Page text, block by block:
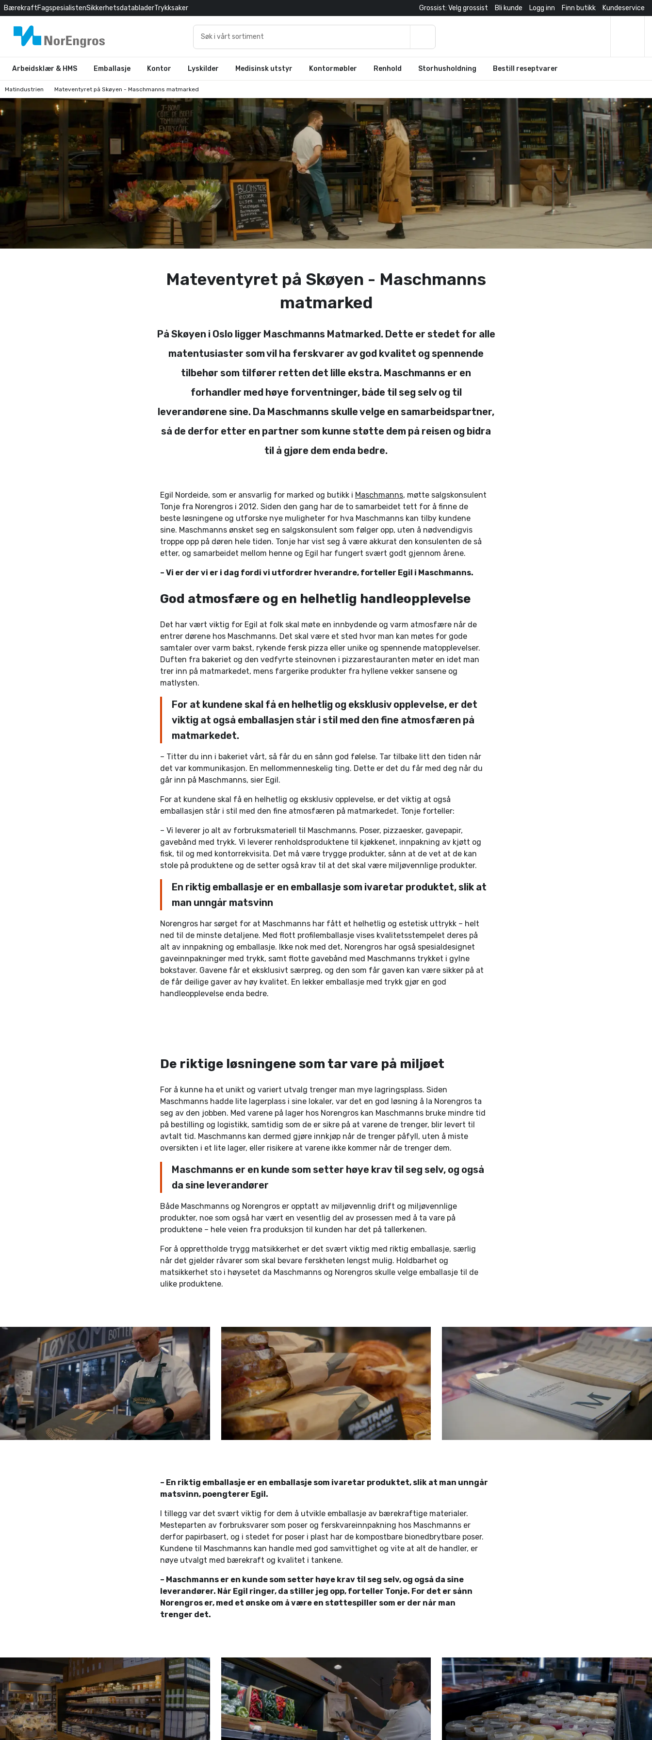
BærekraftFagspesialistenSikkerhetsdatabladerTrykksaker Grossist: Velg grossist Bli kunde Logg inn Finn butikk Kundeservice
Arbeidsklær & HMS Emballasje Kontor Lyskilder Medisinsk utstyr Kontormøbler Renhold Storhusholdning Bestill reseptvarer
Matindustrien Mateventyret på Skøyen - Maschmanns matmarked
Mateventyret på Skøyen - Maschmanns
matmarked
På Skøyen i Oslo ligger Maschmanns Matmarked. Dette er stedet for alle
matentusiaster som vil ha ferskvarer av god kvalitet og spennende
tilbehør som tilfører retten det lille ekstra. Maschmanns er en
forhandler med høye forventninger, både til seg selv og til
leverandørene sine. Da Maschmanns skulle velge en samarbeidspartner,
så de derfor etter en partner som kunne støtte dem på reisen og bidra
til å gjøre dem enda bedre.
Egil Nordeide, som er ansvarlig for marked og butikk i Maschmanns, møtte salgskonsulent
Tonje fra Norengros i 2012. Siden den gang har de to samarbeidet tett for å finne de
beste løsningene og utforske nye muligheter for hva Maschmanns kan tilby kundene
sine. Maschmanns ønsket seg en salgskonsulent som følger opp, uten å nødvendigvis
troppe opp på døren hele tiden. Tonje har vist seg å være akkurat den konsulenten de så
etter, og samarbeidet mellom henne og Egil har fungert svært godt gjennom årene.
– Vi er der vi er i dag fordi vi utfordrer hverandre, forteller Egil i Maschmanns.
God atmosfære og en helhetlig handleopplevelse
Det har vært viktig for Egil at folk skal møte en innbydende og varm atmosfære når de
entrer dørene hos Maschmanns. Det skal være et sted hvor man kan møtes for gode
samtaler over varm bakst, rykende fersk pizza eller unike og spennende matopplevelser.
Duften fra bakeriet og den vedfyrte steinovnen i pizzarestauranten møter en idet man
trer inn på matmarkedet, mens fargerike produkter fra hyllene vekker sansene og
matlysten.
For at kundene skal få en helhetlig og eksklusiv opplevelse, er det
viktig at også emballasjen står i stil med den fine atmosfæren på
matmarkedet.
– Titter du inn i bakeriet vårt, så får du en sånn god følelse. Tar tilbake litt den tiden når
det var kommunikasjon. En mellommenneskelig ting. Dette er det du får med deg når du
går inn på Maschmanns, sier Egil.
For at kundene skal få en helhetlig og eksklusiv opplevelse, er det viktig at også
emballasjen står i stil med den fine atmosfæren på matmarkedet. Tonje forteller:
– Vi leverer jo alt av forbruksmateriell til Maschmanns. Poser, pizzaesker, gavepapir,
gavebånd med trykk. Vi leverer renholdsproduktene til kjøkkenet, innpakning av kjøtt og
fisk, til og med kontorrekvisita. Det må være trygge produkter, sånn at de vet at de kan
stole på produktene og de setter også krav til at det skal være miljøvennlige produkter.
En riktig emballasje er en emballasje som ivaretar produktet, slik at
man unngår matsvinn
Norengros har sørget for at Maschmanns har fått et helhetlig og estetisk uttrykk – helt
ned til de minste detaljene. Med flott profilemballasje vises kvalitetsstempelet deres på
alt av innpakning og emballasje. Ikke nok med det, Norengros har også spesialdesignet
gaveinnpakninger med trykk, samt flotte gavebånd med Maschmanns trykket i gylne
bokstaver. Gavene får et eksklusivt særpreg, og den som får gaven kan være sikker på at
de får deilige gaver av høy kvalitet. En lekker emballasje med trykk gjør en god
handleopplevelse enda bedre.
De riktige løsningene som tar vare på miljøet
For å kunne ha et unikt og variert utvalg trenger man mye lagringsplass. Siden
Maschmanns hadde lite lagerplass i sine lokaler, var det en god løsning å la Norengros ta
seg av den jobben. Med varene på lager hos Norengros kan Maschmanns bruke mindre tid
på bestilling og logistikk, samtidig som de er sikre på at varene de trenger, blir levert til
avtalt tid. Maschmanns kan dermed gjøre innkjøp når de trenger påfyll, uten å miste
oversikten i et lite lager, eller risikere at varene ikke kommer når de trenger dem.
Maschmanns er en kunde som setter høye krav til seg selv, og også
da sine leverandører
Både Maschmanns og Norengros er opptatt av miljøvennlig drift og miljøvennlige
produkter, noe som også har vært en vesentlig del av prosessen med å ta vare på
produktene – hele veien fra produksjon til kunden har det på tallerkenen.
For å opprettholde trygg matsikkerhet er det svært viktig med riktig emballasje, særlig
når det gjelder råvarer som skal bevare ferskheten lengst mulig. Holdbarhet og
matsikkerhet sto i høysetet da Maschmanns og Norengros skulle velge emballasje til de
ulike produktene.
– En riktig emballasje er en emballasje som ivaretar produktet, slik at man unngår
matsvinn, poengterer Egil.
I tillegg var det svært viktig for dem å utvikle emballasje av bærekraftige materialer.
Mesteparten av forbruksvarer som poser og ferskvareinnpakning hos Maschmanns er
derfor papirbasert, og i stedet for poser i plast har de kompostbare bionedbrytbare poser.
Kundene til Maschmanns kan handle med god samvittighet og vite at alt de handler, er
nøye utvalgt med bærekraft og kvalitet i tankene.
– Maschmanns er en kunde som setter høye krav til seg selv, og også da sine
leverandører. Når Egil ringer, da stiller jeg opp, forteller Tonje. For det er sånn
Norengros er, med et ønske om å være en støttespiller som er der når man
trenger det.